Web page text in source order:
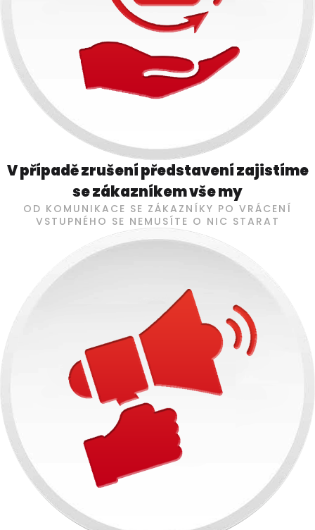
V případě zrušení představení zajistíme
se zákazníkem vše my
OD KOMUNIKACE SE ZÁKAZNÍKY PO VRÁCENÍ
VSTUPNÉHO SE NEMUSÍTE O NIC STARAT